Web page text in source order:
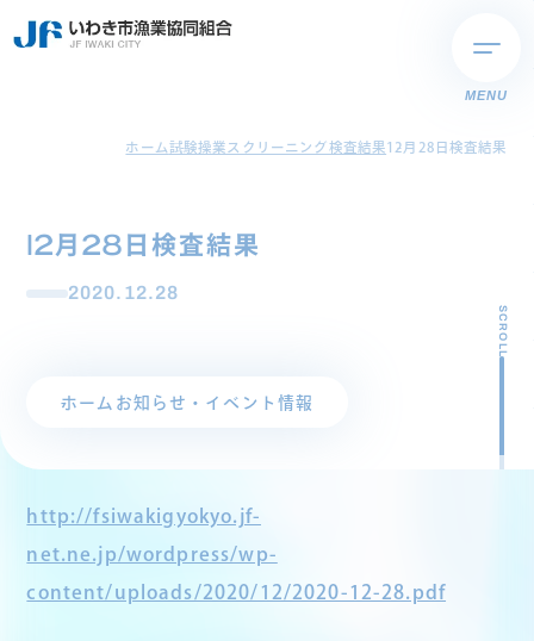
MENU
ホーム試験操業スクリーニング検査結果12月28日検査結果
12月28日検査結果
2020.12.28
ホーム お知らせ・イベント情報
SCROLL
http://fsiwakigyokyo.jf-
net.ne.jp/wordpress/wp-
content/uploads/2020/12/2020-12-28.pdf